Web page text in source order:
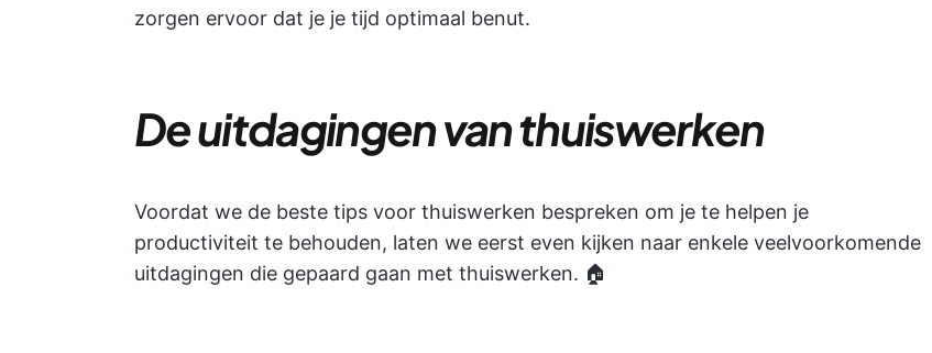
zorgen ervoor dat je je tijd optimaal benut.
De uitdagingen van thuiswerken
Voordat we de beste tips voor thuiswerken bespreken om je te helpen je
productiviteit te behouden, laten we eerst even kijken naar enkele veelvoorkomende
uitdagingen die gepaard gaan met thuiswerken. 🏠